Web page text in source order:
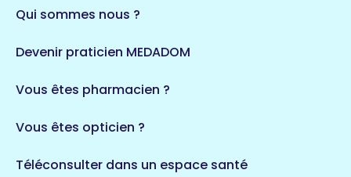
Qui sommes nous ?
Devenir praticien MEDADOM
Vous êtes pharmacien ?
Vous êtes opticien ?
Téléconsulter dans un espace santé